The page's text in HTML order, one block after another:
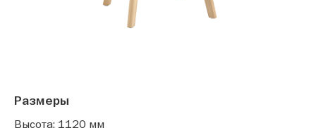
Размеры
Высота: 1120 мм